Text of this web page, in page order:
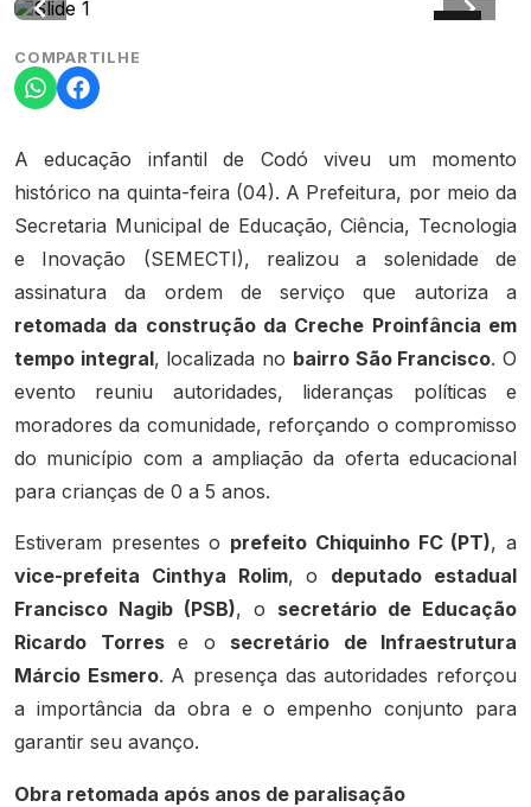
COMPARTILHE
A educação infantil de Codó viveu um momento
histórico na quinta-feira (04). A Prefeitura, por meio da
Secretaria Municipal de Educação, Ciência, Tecnologia
e Inovação (SEMECTI), realizou a solenidade de
assinatura da ordem de serviço que autoriza a
retomada da construção da Creche Proinfância em
tempo integral, localizada no bairro São Francisco. O
evento reuniu autoridades, lideranças políticas e
moradores da comunidade, reforçando o compromisso
do município com a ampliação da oferta educacional
para crianças de 0 a 5 anos.
Estiveram presentes o prefeito Chiquinho FC (PT), a
vice-prefeita Cinthya Rolim, o deputado estadual
Francisco Nagib (PSB), o secretário de Educação
Ricardo Torres e o secretário de Infraestrutura
Márcio Esmero. A presença das autoridades reforçou
a importância da obra e o empenho conjunto para
garantir seu avanço.
Obra retomada após anos de paralisação